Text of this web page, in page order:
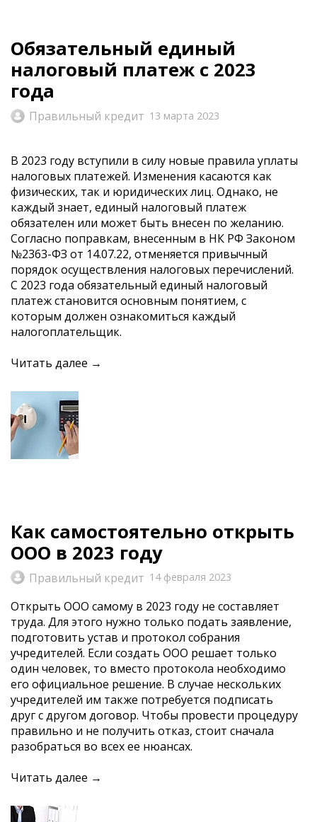
Обязательный единый
налоговый платеж с 2023
года
Правильный кредит 13 марта 2023
В 2023 году вступили в силу новые правила уплаты
налоговых платежей. Изменения касаются как
физических, так и юридических лиц. Однако, не
каждый знает, единый налоговый платеж
обязателен или может быть внесен по желанию.
Согласно поправкам, внесенным в НК РФ Законом
№2363-ФЗ от 14.07.22, отменяется привычный
порядок осуществления налоговых перечислений.
С 2023 года обязательный единый налоговый
платеж становится основным понятием, с
которым должен ознакомиться каждый
налогоплательщик.
Читать далее →
Как самостоятельно открыть
ООО в 2023 году
Правильный кредит 14 февраля 2023
Открыть ООО самому в 2023 году не составляет
труда. Для этого нужно только подать заявление,
подготовить устав и протокол собрания
учредителей. Если создать ООО решает только
один человек, то вместо протокола необходимо
его официальное решение. В случае нескольких
учредителей им также потребуется подписать
друг с другом договор. Чтобы провести процедуру
правильно и не получить отказ, стоит сначала
разобраться во всех ее нюансах.
Читать далее →